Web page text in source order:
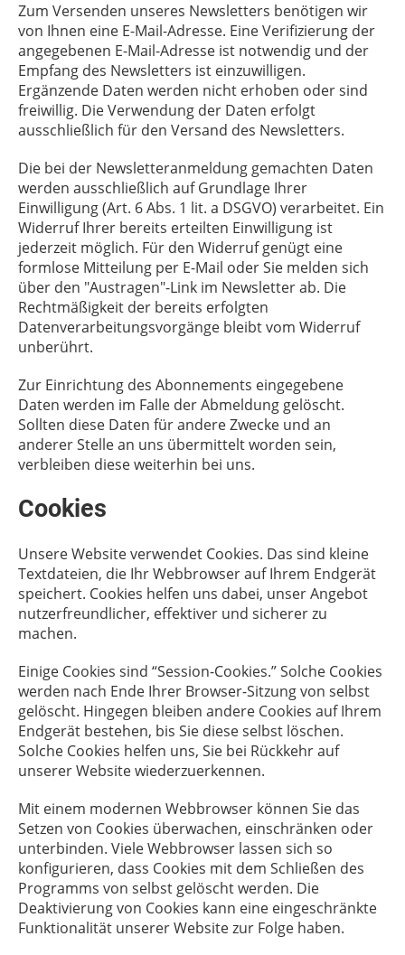
Zum Versenden unseres Newsletters benötigen wir
von Ihnen eine E-Mail-Adresse. Eine Verifizierung der
angegebenen E-Mail-Adresse ist notwendig und der
Empfang des Newsletters ist einzuwilligen.
Ergänzende Daten werden nicht erhoben oder sind
freiwillig. Die Verwendung der Daten erfolgt
ausschließlich für den Versand des Newsletters.
Die bei der Newsletteranmeldung gemachten Daten
werden ausschließlich auf Grundlage Ihrer
Einwilligung (Art. 6 Abs. 1 lit. a DSGVO) verarbeitet. Ein
Widerruf Ihrer bereits erteilten Einwilligung ist
jederzeit möglich. Für den Widerruf genügt eine
formlose Mitteilung per E-Mail oder Sie melden sich
über den "Austragen"-Link im Newsletter ab. Die
Rechtmäßigkeit der bereits erfolgten
Datenverarbeitungsvorgänge bleibt vom Widerruf
unberührt.
Zur Einrichtung des Abonnements eingegebene
Daten werden im Falle der Abmeldung gelöscht.
Sollten diese Daten für andere Zwecke und an
anderer Stelle an uns übermittelt worden sein,
verbleiben diese weiterhin bei uns.
Cookies
Unsere Website verwendet Cookies. Das sind kleine
Textdateien, die Ihr Webbrowser auf Ihrem Endgerät
speichert. Cookies helfen uns dabei, unser Angebot
nutzerfreundlicher, effektiver und sicherer zu
machen.
Einige Cookies sind “Session-Cookies.” Solche Cookies
werden nach Ende Ihrer Browser-Sitzung von selbst
gelöscht. Hingegen bleiben andere Cookies auf Ihrem
Endgerät bestehen, bis Sie diese selbst löschen.
Solche Cookies helfen uns, Sie bei Rückkehr auf
unserer Website wiederzuerkennen.
Mit einem modernen Webbrowser können Sie das
Setzen von Cookies überwachen, einschränken oder
unterbinden. Viele Webbrowser lassen sich so
konfigurieren, dass Cookies mit dem Schließen des
Programms von selbst gelöscht werden. Die
Deaktivierung von Cookies kann eine eingeschränkte
Funktionalität unserer Website zur Folge haben.